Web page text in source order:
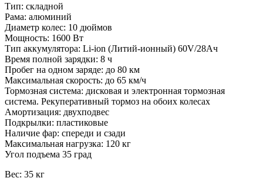
Тип: складной
Рама: алюминий
Диаметр колес: 10 дюймов
Мощность: 1600 Вт
Тип аккумулятора: Li-ion (Литий-ионный) 60V/28Ач
Время полной зарядки: 8 ч
Пробег на одном заряде: до 80 км
Максимальная скорость: до 65 км/ч
Тормозная система: дисковая и электронная тормозная
система. Рекуперативный тормоз на обоих колесах
Амортизация: двухподвес
Подкрылки: пластиковые
Наличие фар: спереди и сзади
Максимальная нагрузка: 120 кг
Угол подъема 35 град
Вес: 35 кг